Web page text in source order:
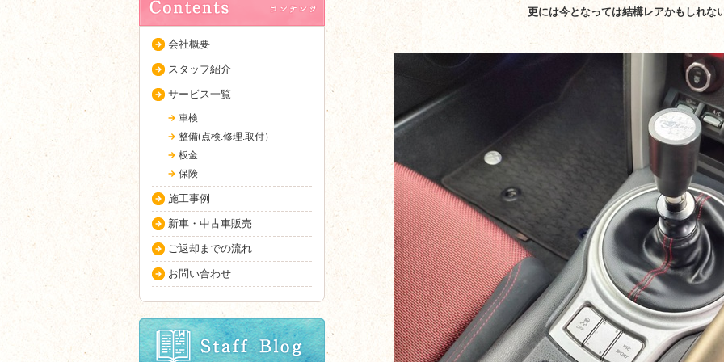
更には今となっては結構レアかもしれな
会社概要
スタッフ紹介
サービス一覧
車検
整備(点検.修理.取付）
板金
保険
施工事例
新車・中古車販売
ご返却までの流れ
お問い合わせ